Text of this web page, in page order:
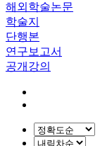
해외학술논문
학술지
단행본
연구보고서
공개강의